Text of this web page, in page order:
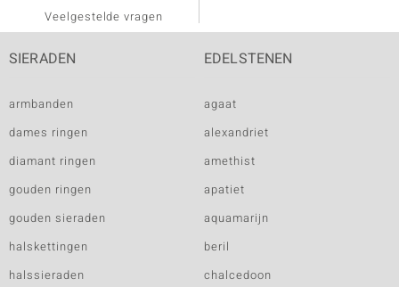
Veelgestelde vragen
SIERADEN
armbanden
dames ringen
diamant ringen
gouden ringen
gouden sieraden
halskettingen
halssieraden
EDELSTENEN
agaat
alexandriet
amethist
apatiet
aquamarijn
beril
chalcedoon